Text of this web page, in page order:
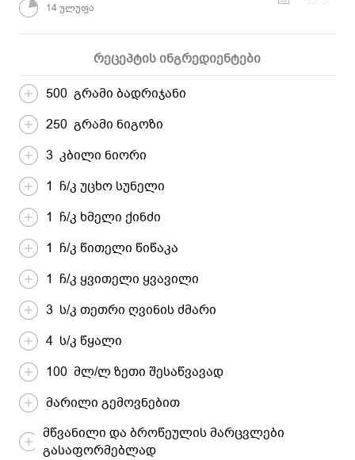
14 ულუფა
რეცეპტის ინგრედიენტები
500 გრამი ბადრიჯანი
250 გრამი ნიგოზი
3 კბილი ნიორი
1 ჩ/კ უცხო სუნელი
1 ჩ/კ ხმელი ქინძი
1 ჩ/კ წითელი წიწაკა
1 ჩ/კ ყვითელი ყვავილი
3 ს/კ თეთრი ღვინის ძმარი
4 ს/კ წყალი
100 მლ/ლ ზეთი შესაწვავად
მარილი გემოვნებით
მწვანილი და ბროწეულის მარცვლები
გასაფორმებლად